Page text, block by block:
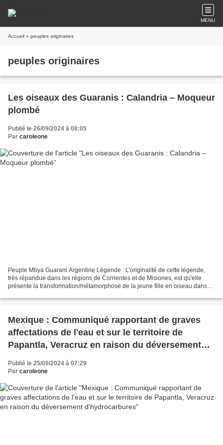
MENU
Accueil » peuples originaires
peuples originaires
Les oiseaux des Guaranis : Calandria – Moqueur
plombé
Publié le 26/09/2024 à 08:05
Par caroleone
Peuple Mbya Guarani Argentine Légende : L'originalité de cette légende,
très répandue dans les régions de Corrientes et de Misiones, est qu'elle
présente la transformation/métamorphose de la jeune fille en oiseau dans
Mexique : Communiqué rapportant de graves
affectations de l'eau et sur le territoire de
Papantla, Veracruz en raison du déversement
Publié le 25/09/2024 à 07:29
Par caroleone